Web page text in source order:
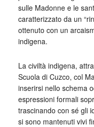
sulle Madonne e le
caratterizzato da un
ottenuto con un
indigena.
La civiltà indigena,
Scuola di Cuzco, col
inserirsi nello schema
espressioni formali
trascinando con sé gli
si sono mantenuti vivi